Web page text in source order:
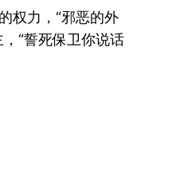
权力，“邪恶的外
“誓死保卫你说话